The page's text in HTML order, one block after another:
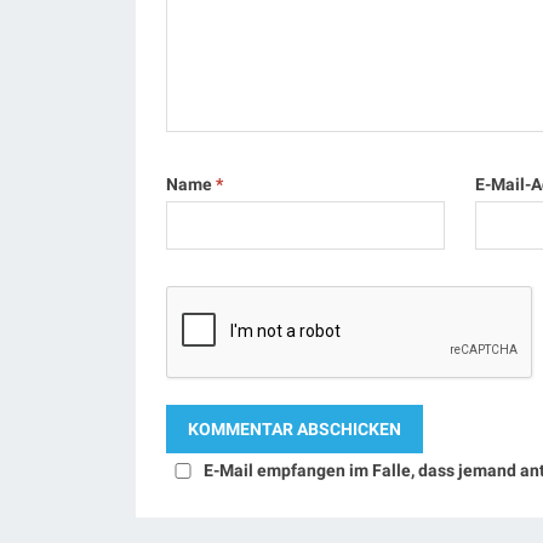
Name* E-Mail-
E-Mail empfangen im Falle, dass jemand